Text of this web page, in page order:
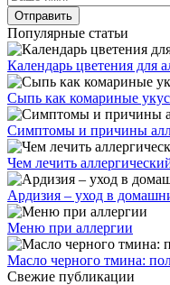
Популярные статьи
Календарь цветения для
Сыпь как комариные
Симптомы и причины
Чем лечить
Ардизия – уход в
Меню при аллергии
Масло черного тмина:
Свежие публикации